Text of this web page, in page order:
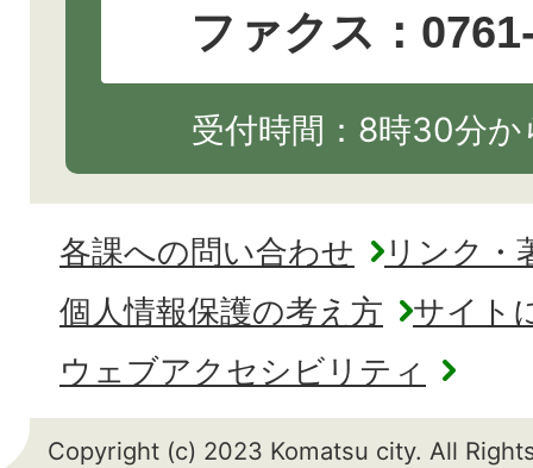
ファクス：
受付時間：8時30分
各課への問い合わせ
リンク・
個人情報保護の考え方
サイト
ウェブアクセシビリティ
Copyright (c) 2023 Komatsu city. All